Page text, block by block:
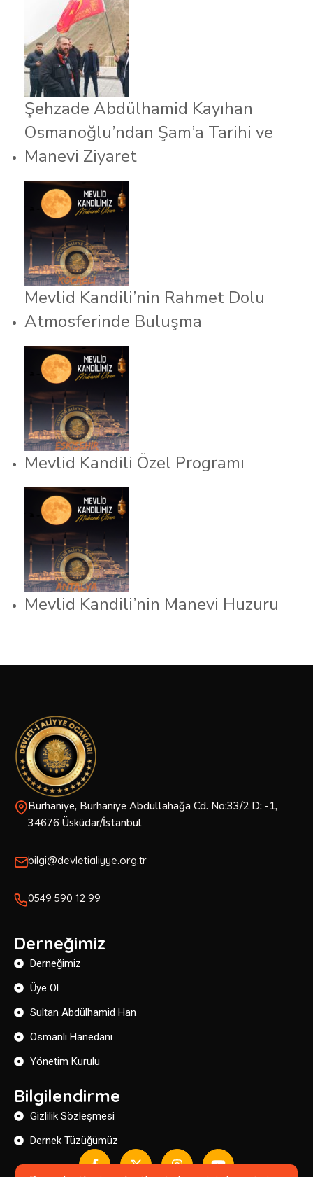
Şehzade Abdülhamid Kayıhan
Osmanoğlu’ndan Şam’a Tarihi ve
Manevi Ziyaret
Mevlid Kandili’nin Rahmet Dolu
Atmosferinde Buluşma
Mevlid Kandili Özel Programı
Mevlid Kandili’nin Manevi Huzuru
Burhaniye, Burhaniye Abdullahağa Cd. No:33/2 D: -1,
34676 Üsküdar/İstanbul
bilgi@devletialiyye.org.tr
0549 590 12 99
Derneğimiz
Derneğimiz
Üye Ol
Sultan Abdülhamid Han
Osmanlı Hanedanı
Yönetim Kurulu
Bilgilendirme
Gizlilik Sözleşmesi
Dernek Tüzüğümüz